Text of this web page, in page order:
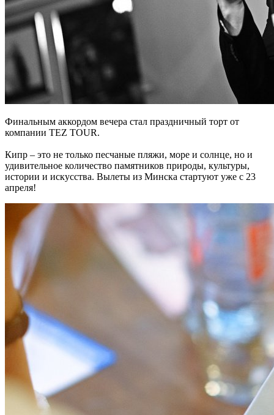
Финальным аккордом вечера стал праздничный торт от
компании TEZ TOUR.
Кипр – это не только песчаные пляжи, море и солнце, но и
удивительное количество памятников природы, культуры,
истории и искусства. Вылеты из Минска стартуют уже с 23
апреля!